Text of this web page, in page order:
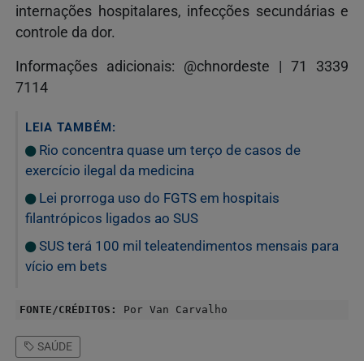
internações hospitalares, infecções secundárias e
controle da dor.
Informações adicionais: @chnordeste | 71 3339
7114
LEIA TAMBÉM:
Rio concentra quase um terço de casos de
exercício ilegal da medicina
Lei prorroga uso do FGTS em hospitais
filantrópicos ligados ao SUS
SUS terá 100 mil teleatendimentos mensais para
vício em bets
FONTE/CRÉDITOS: Por Van Carvalho
SAÚDE